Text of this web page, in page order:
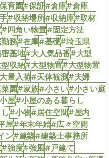
育園#保証#倉庫#倉庫
#収納場所#収納庫#取材
#四角い物置#固定方法
務#在庫#基礎#埼玉県
基地#大人気品番#大型
収納#大型物置#大型物置
量入荷#天体観測#夫婦
園#家族#小さい#小さい庭
屋#小屋のある暮らし
#小物#居住空間#屋内
屋#年末年始#広々空間
ン#建築#建築士事務所
#強度#強風#戸建て